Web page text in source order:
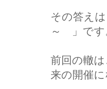
その答え
～ 」です
前回の轍
来の開催に